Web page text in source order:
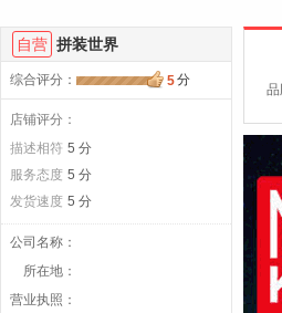
品
自营 拼装世界
综合评分 ： 5分
店铺评分：
描述相符 5 分
服务态度 5 分
发货速度 5 分
公司名称 ：
所在地 ：
营业执照 ：